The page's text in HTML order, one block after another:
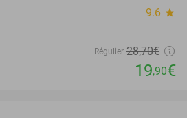
9.6 star
Régulier 28,70€
19,90€